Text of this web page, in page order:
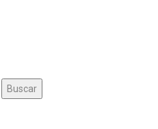
Buscar